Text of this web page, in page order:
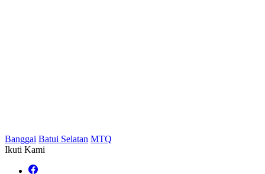
Banggai Batui Selatan MTQ
Ikuti Kami